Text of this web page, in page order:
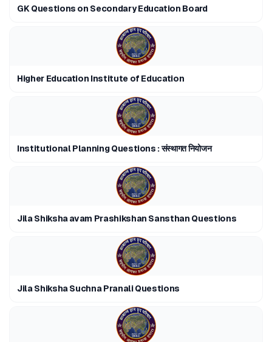
GK Questions on Secondary Education Board
Higher Education Institute of Education
Institutional Planning Questions : संस्थागत नियोजन
Jila Shiksha avam Prashikshan Sansthan Questions
Jila Shiksha Suchna Pranali Questions